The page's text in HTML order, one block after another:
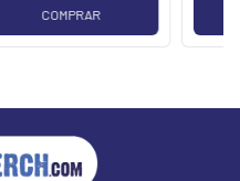
COMPRAR